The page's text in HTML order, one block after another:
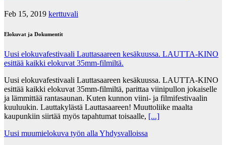
Feb 15, 2019 kerttuvali
Elokuvat ja Dokumentit
Uusi elokuvafestivaali Lauttasaareen kesäkuussa. LAUTTA-KINO
esittää kaikki elokuvat 35mm-filmiltä.
Uusi elokuvafestivaali Lauttasaareen kesäkuussa. LAUTTA-KINO
esittää kaikki elokuvat 35mm-filmiltä, parittaa viinipullon jokaiselle
ja lämmittää rantasaunan. Kuten kunnon viini- ja filmifestivaalin
kuuluukin. Lauttakylästä Lauttasaareen! Muuttoliike maalta
kaupunkiin siirtää myös tapahtumat toisaalle, [...]
Uusi muumielokuva työn alla Yhdysvalloissa